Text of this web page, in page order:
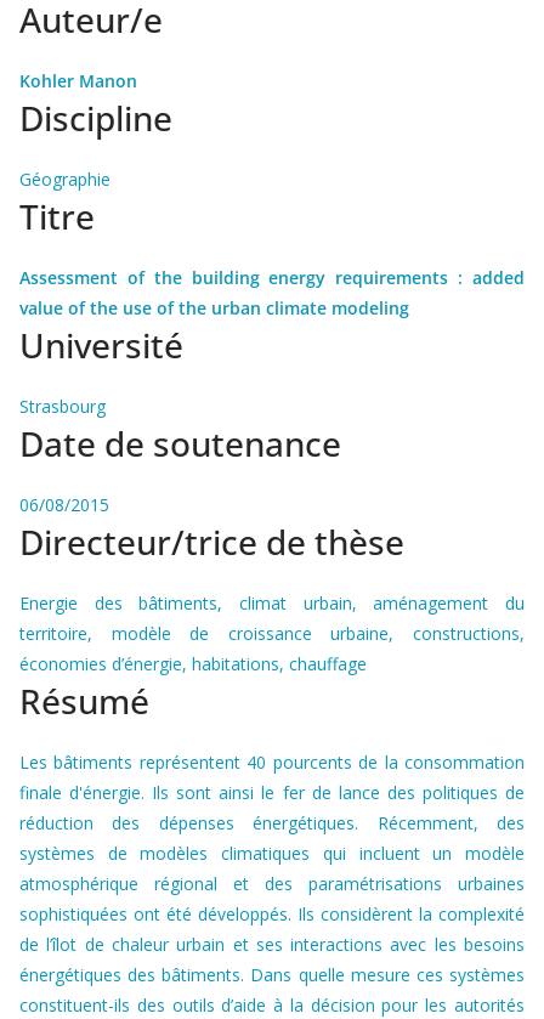
Auteur/e
Kohler Manon
Discipline
Géographie
Titre
Assessment of the building energy requirements : added
value of the use of the urban climate modeling
Université
Strasbourg
Date de soutenance
06/08/2015
Directeur/trice de thèse
Energie des bâtiments, climat urbain, aménagement du
territoire, modèle de croissance urbaine, constructions,
économies d’énergie, habitations, chauffage
Résumé
Les bâtiments représentent 40 pourcents de la consommation
finale d'énergie. Ils sont ainsi le fer de lance des politiques de
réduction des dépenses énergétiques. Récemment, des
systèmes de modèles climatiques qui incluent un modèle
atmosphérique régional et des paramétrisations urbaines
sophistiquées ont été développés. Ils considèrent la complexité
de l’îlot de chaleur urbain et ses interactions avec les besoins
énergétiques des bâtiments. Dans quelle mesure ces systèmes
constituent-ils des outils d’aide à la décision pour les autorités